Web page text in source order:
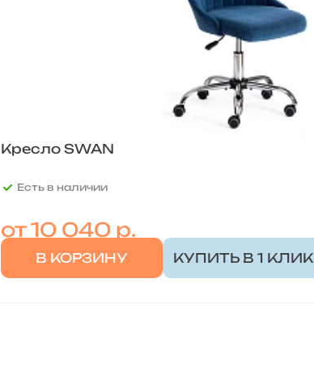
Кресло SWAN
Есть в наличии
от10 040 р.
В КОРЗИНУ КУПИТЬ В 1 КЛИК